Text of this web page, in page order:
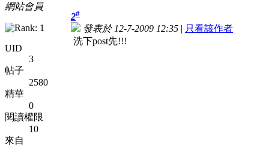
網站會員
UID
3
帖子
2580
精華
0
閱讀權限
10
來自
2#
發表於 12-7-2009 12:35 | 只看該作者
洗下post先!!!